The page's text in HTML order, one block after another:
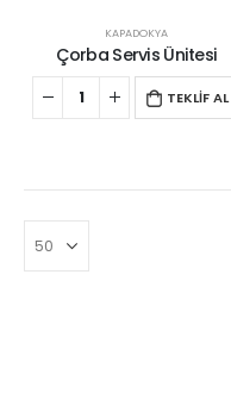
KAPADOKYA
Çorba Servis Ünitesi
TEKLİF AL